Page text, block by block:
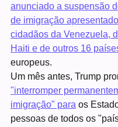
anunciado a suspensão
de imigração
cidadãos da Venezuela,
Haiti e de outros 16
europeus.
Um mês antes, Trump
"interromper
imigração" para os
pessoas de todos os